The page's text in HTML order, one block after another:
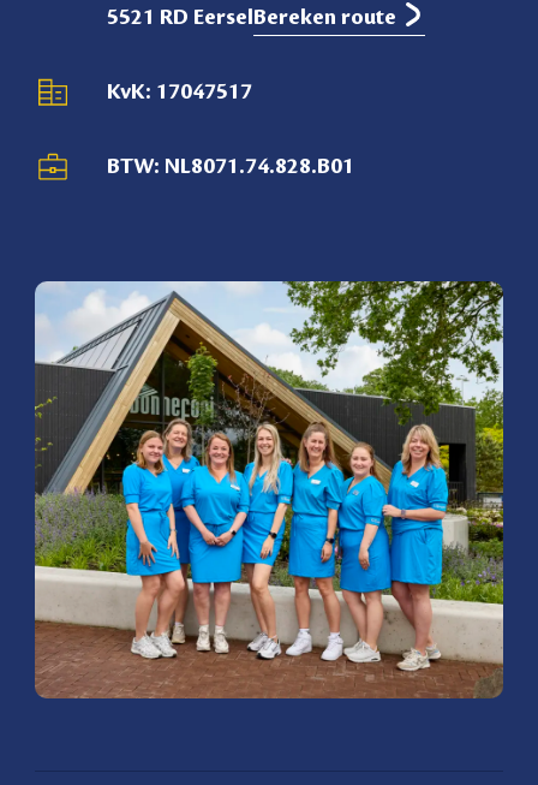
5521 RD Eersel Bereken route
KvK: 17047517
BTW: NL8071.74.828.B01